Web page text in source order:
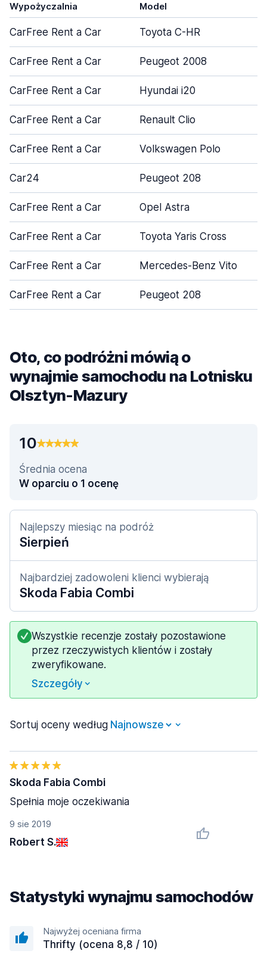
Wypożyczalnia Model
CarFree Rent a Car Toyota C-HR
CarFree Rent a Car Peugeot 2008
CarFree Rent a Car Hyundai i20
CarFree Rent a Car Renault Clio
CarFree Rent a Car Volkswagen Polo
Car24 Peugeot 208
CarFree Rent a Car Opel Astra
CarFree Rent a Car Toyota Yaris Cross
CarFree Rent a Car Mercedes-Benz Vito
CarFree Rent a Car Peugeot 208
Oto, co podróżni mówią o
wynajmie samochodu na Lotnisku
Olsztyn-Mazury
10
Średnia ocena
W oparciu o 1 ocenę
Najlepszy miesiąc na podróż
Sierpień
Najbardziej zadowoleni klienci wybierają
Skoda Fabia Combi
Wszystkie recenzje zostały pozostawione
przez rzeczywistych klientów i zostały
zweryfikowane.
Szczegóły
Sortuj oceny według
9 sie 2019
Robert S.
Skoda Fabia Combi
Spełnia moje oczekiwania
Statystyki wynajmu samochodów
Najwyżej oceniana firma
Thrifty (ocena 8,8 / 10)